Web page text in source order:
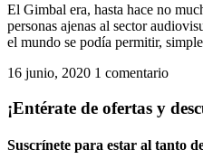
El Gimbal era, hasta hace no
personas ajenas al sector
el mundo se podía permitir,
16 junio, 2020 1 comentario
¡Entérate de ofertas y
Suscrínete para estar al tanto